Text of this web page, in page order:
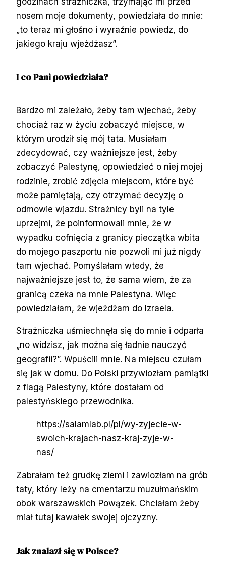
nosem moje dokumenty, powiedziała do mnie:
„to teraz mi głośno i wyraźnie powiedz, do
jakiego kraju wjeżdżasz”.
I co Pani powiedziała?
Bardzo mi zależało, żeby tam wjechać, żeby
chociaż raz w życiu zobaczyć miejsce, w
którym urodził się mój tata. Musiałam
zdecydować, czy ważniejsze jest, żeby
zobaczyć Palestynę, opowiedzieć o niej mojej
rodzinie, zrobić zdjęcia miejscom, które być
może pamiętają, czy otrzymać decyzję o
odmowie wjazdu. Strażnicy byli na tyle
uprzejmi, że poinformowali mnie, że w
wypadku cofnięcia z granicy pieczątka wbita
do mojego paszportu nie pozwoli mi już nigdy
tam wjechać. Pomyślałam wtedy, że
najważniejsze jest to, że sama wiem, że za
granicą czeka na mnie Palestyna. Więc
powiedziałam, że wjeżdżam do Izraela.
Strażniczka uśmiechnęła się do mnie i odparła
„no widzisz, jak można się ładnie nauczyć
geografii?”. Wpuścili mnie. Na miejscu czułam
się jak w domu. Do Polski przywiozłam pamiątki
z flagą Palestyny, które dostałam od
palestyńskiego przewodnika.
https://salamlab.pl/pl/wy-zyjecie-w-
swoich-krajach-nasz-kraj-zyje-w-
nas/
Zabrałam też grudkę ziemi i zawiozłam na grób
taty, który leży na cmentarzu muzułmańskim
obok warszawskich Powązek. Chciałam żeby
miał tutaj kawałek swojej ojczyzny.
Jak znalazł się w Polsce?